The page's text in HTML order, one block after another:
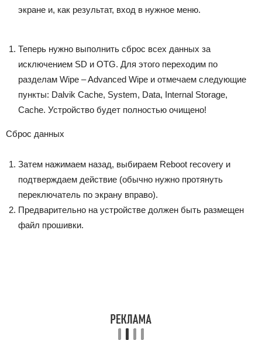
экране и, как результат, вход в нужное меню.
Теперь нужно выполнить сброс всех данных за
исключением SD и OTG. Для этого переходим по
разделам Wipe – Advanced Wipe и отмечаем следующие
пункты: Dalvik Cache, System, Data, Internal Storage,
Cache. Устройство будет полностью очищено!
Сброс данных
Затем нажимаем назад, выбираем Reboot recovery и
подтверждаем действие (обычно нужно протянуть
переключатель по экрану вправо).
Предварительно на устройстве должен быть размещен
файл прошивки.